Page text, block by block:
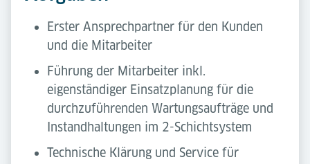
Erster Ansprechpartner für den Kunden
und die Mitarbeiter
Führung der Mitarbeiter inkl.
eigenständiger Einsatzplanung für die
durchzuführenden Wartungsaufträge und
Instandhaltungen im 2-Schichtsystem
Technische Klärung und Service für